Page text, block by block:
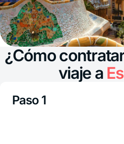
¿Cómo
viaje a
Paso 1